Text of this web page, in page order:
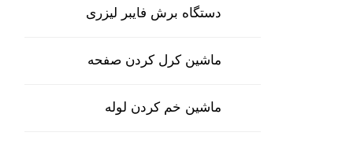
دستگاه برش فایبر لیزری
ماشین کرل کردن صفحه
ماشین خم کردن لوله